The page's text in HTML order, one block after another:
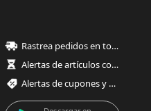
Rastrea pedidos en todo momento
Alertas de artículos con poco stock
Alertas de cupones y ofertas